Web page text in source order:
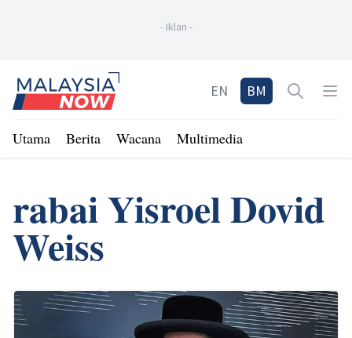
- Iklan -
Home
EN BM Open
Utama Berita Wacana Multimedia
rabai Yisroel Dovid
Weiss